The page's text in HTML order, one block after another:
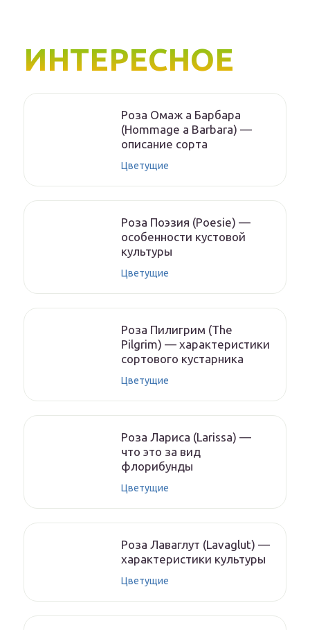
ИНТЕРЕСНОЕ
Роза Омаж а Барбара
(Hommage a Barbara) —
описание сорта
Цветущие
Роза Поэзия (Poesie) —
особенности кустовой
культуры
Цветущие
Роза Пилигрим (The
Pilgrim) — характеристики
сортового кустарника
Цветущие
Роза Лариса (Larissa) —
что это за вид
флорибунды
Цветущие
Роза Лаваглут (Lavaglut) —
характеристики культуры
Цветущие